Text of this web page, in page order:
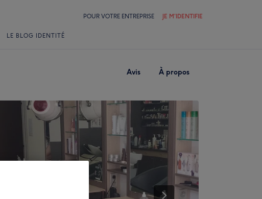
POUR VOTRE ENTREPRISE JE M'IDENTIFIE
LE BLOG IDENTITÉ
Avis À propos